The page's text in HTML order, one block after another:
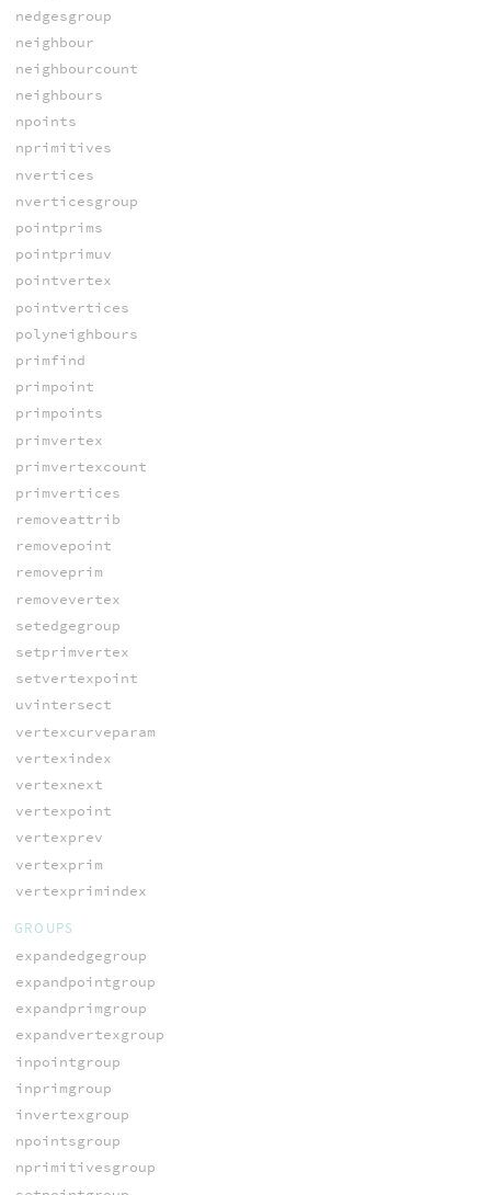
nedgesgroup
neighbour
neighbourcount
neighbours
npoints
nprimitives
nvertices
nverticesgroup
pointprims
pointprimuv
pointvertex
pointvertices
polyneighbours
primfind
primpoint
primpoints
primvertex
primvertexcount
primvertices
removeattrib
removepoint
removeprim
removevertex
setedgegroup
setprimvertex
setvertexpoint
uvintersect
vertexcurveparam
vertexindex
vertexnext
vertexpoint
vertexprev
vertexprim
vertexprimindex
GROUPS
expandedgegroup
expandpointgroup
expandprimgroup
expandvertexgroup
inpointgroup
inprimgroup
invertexgroup
npointsgroup
nprimitivesgroup